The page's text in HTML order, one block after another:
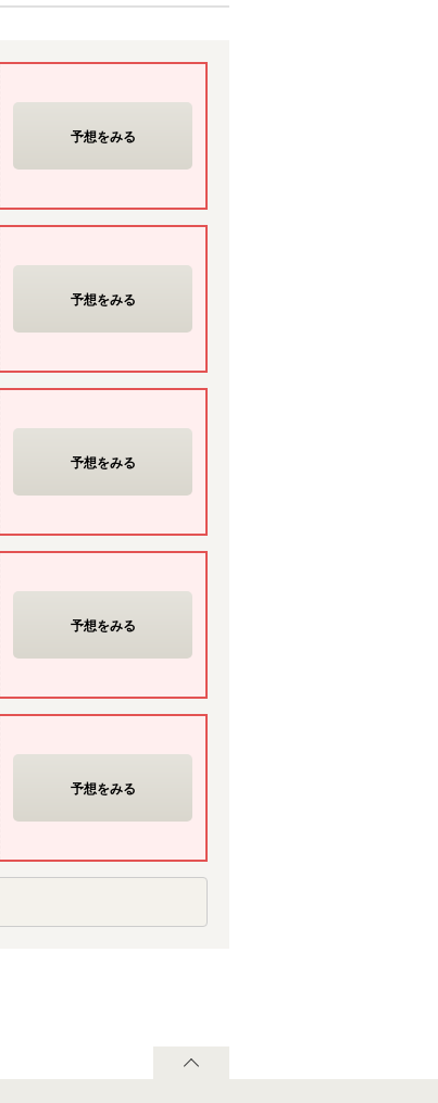
予想をみる
予想をみる
予想をみる
予想をみる
予想をみる